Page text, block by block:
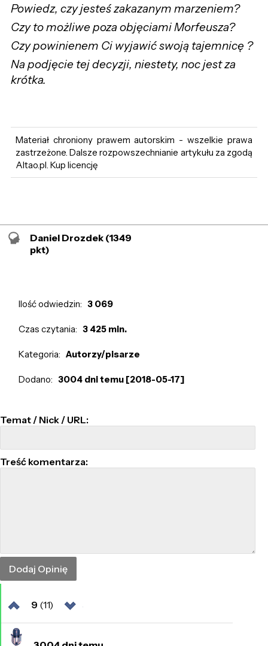
Powiedz, czy jesteś zakazanym marzeniem?
Czy to możliwe poza objęciami Morfeusza?
Czy powinienem Ci wyjawić swoją tajemnicę ?
Na podjęcie tej decyzji, niestety, noc jest za
krótka.
Materiał chroniony prawem autorskim - wszelkie prawa
zastrzeżone. Dalsze rozpowszechnianie artykułu za zgodą
Altao.pl. Kup licencję
Daniel Drozdek (1349
pkt)
Ilość odwiedzin: 3 069
Czas czytania: 3 425 min.
Kategoria: Autorzy/pisarze
Dodano: 3004 dni temu [2018-05-17]
Temat / Nick / URL:
Treść komentarza:
9 (11)